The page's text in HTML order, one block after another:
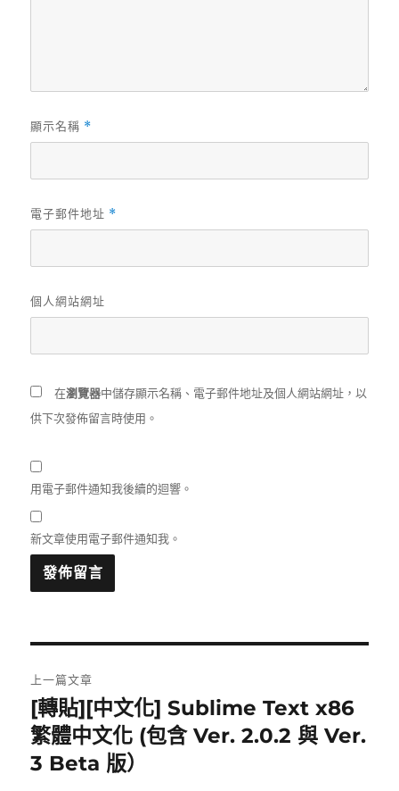
顯示名稱 *
電子郵件地址 *
個人網站網址
在瀏覽器中儲存顯示名稱、電子郵件地址及個人網站網址，以
供下次發佈留言時使用。
用電子郵件通知我後續的迴響。
新文章使用電子郵件通知我。
章
導
覽
上一篇文章
上
一
篇
[轉貼][中文化] Sublime Text x86
繁體中文化 (包含 Ver. 2.0.2 與 Ver.
3 Beta 版）